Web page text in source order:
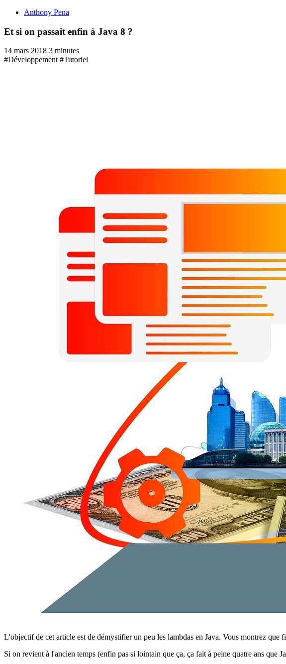
Anthony Pena
Et si on passait enfin à Java 8 ?
14 mars 2018 3 minutes
#Développement #Tutoriel
L'objectif de cet article est de démystifier un peu les lambdas en Java. Vous montrez
Si on revient à l'ancien temps (enfin pas si lointain que ça, ça fait à peine quatre ans que